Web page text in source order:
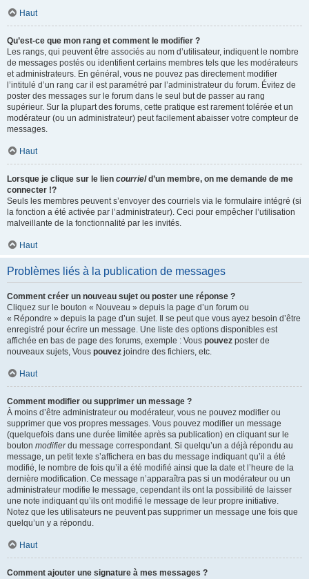
Haut
Qu’est-ce que mon rang et comment le modifier ?
Les rangs, qui peuvent être associés au nom d’utilisateur, indiquent le nombre
de messages postés ou identifient certains membres tels que les modérateurs
et administrateurs. En général, vous ne pouvez pas directement modifier
l’intitulé d’un rang car il est paramétré par l’administrateur du forum. Évitez de
poster des messages sur le forum dans le seul but de passer au rang
supérieur. Sur la plupart des forums, cette pratique est rarement tolérée et un
modérateur (ou un administrateur) peut facilement abaisser votre compteur de
messages.
Haut
Lorsque je clique sur le lien courrield’un membre, on me demande de me
connecter !?
Seuls les membres peuvent s’envoyer des courriels via le formulaire intégré (si
la fonction a été activée par l’administrateur). Ceci pour empêcher l’utilisation
malveillante de la fonctionnalité par les invités.
Haut
Problèmes liés à la publication de messages
Comment créer un nouveau sujet ou poster une réponse ?
Cliquez sur le bouton « Nouveau » depuis la page d’un forum ou
« Répondre » depuis la page d’un sujet. Il se peut que vous ayez besoin d’être
enregistré pour écrire un message. Une liste des options disponibles est
affichée en bas de page des forums, exemple : Vous pouvez poster de
nouveaux sujets, Vous pouvez joindre des fichiers, etc.
Haut
Comment modifier ou supprimer un message ?
À moins d’être administrateur ou modérateur, vous ne pouvez modifier ou
supprimer que vos propres messages. Vous pouvez modifier un message
(quelquefois dans une durée limitée après sa publication) en cliquant sur le
bouton modifierdu message correspondant. Si quelqu’un a déjà répondu au
message, un petit texte s’affichera en bas du message indiquant qu’il a été
modifié, le nombre de fois qu’il a été modifié ainsi que la date et l’heure de la
dernière modification. Ce message n’apparaîtra pas si un modérateur ou un
administrateur modifie le message, cependant ils ont la possibilité de laisser
une note indiquant qu’ils ont modifié le message de leur propre initiative.
Notez que les utilisateurs ne peuvent pas supprimer un message une fois que
quelqu’un y a répondu.
Haut
Comment ajouter une signature à mes messages ?